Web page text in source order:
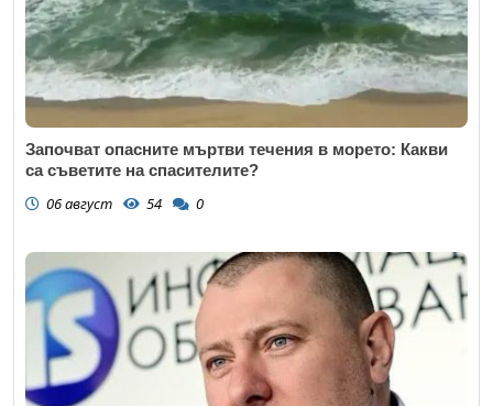
Започват опасните мъртви течения в морето: Какви
са съветите на спасителите?
06 август 54 0